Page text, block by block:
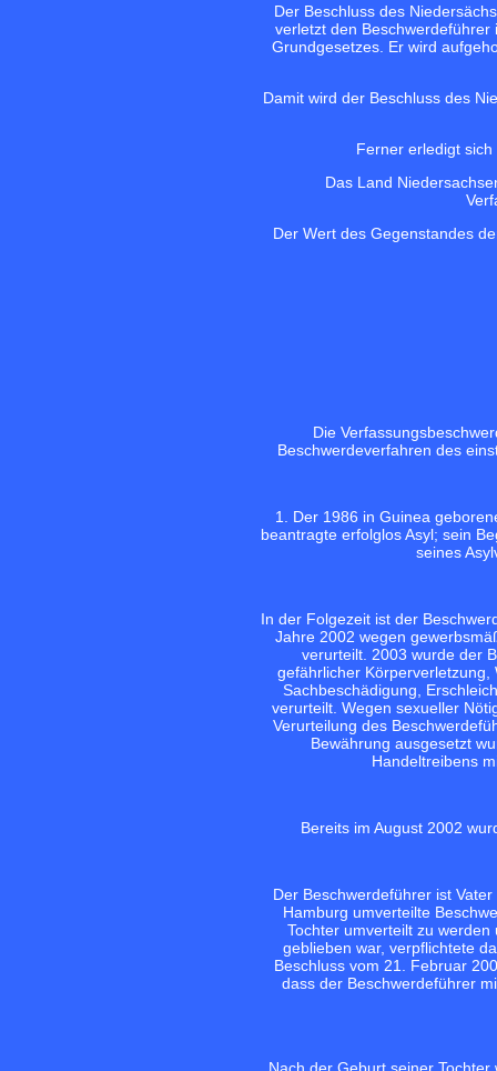
Der Beschluss des
verletzt den Beschwerdeführer
Grundgesetzes. Er wird
Damit wird der Beschluss des
Ferner erledigt
Das Land
Der Wert des Gegenstandes
Die
Beschwerdeverfahren des
1. Der 1986 in Guinea
beantragte erfolglos Asyl; sein
seines
In der Folgezeit ist der
Jahre 2002 wegen
verurteilt. 2003 wurde der
gefährlicher Körperverletzung,
Sachbeschädigung,
verurteilt. Wegen sexueller
Verurteilung des
Bewährung ausgesetzt
Handeltreibens
Bereits im August 2002
Der Beschwerdeführer ist
Hamburg umverteilte
Tochter umverteilt zu
geblieben war, verpflichtete
Beschluss vom 21. Februar
dass der Beschwerdeführer
Nach der Geburt seiner